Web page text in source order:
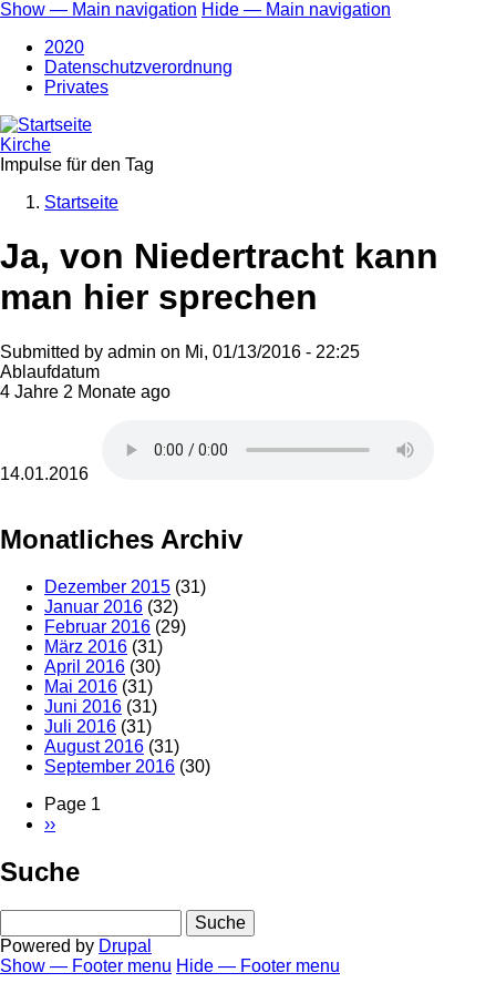
Direkt
Inhalt
Main
navigation
Show — Main navigation Hide — Main navigation
2020
Datenschutzverordnung
Privates
Kirche
Impulse für den Tag
Startseite
Ja, von Niedertracht kann
man hier sprechen
Submitted by admin on Mi, 01/13/2016 - 22:25
Ablaufdatum
4 Jahre 2 Monate ago
14.01.2016
Monatliches Archiv
Dezember 2015 (31)
Januar 2016 (32)
Februar 2016 (29)
März 2016 (31)
April 2016 (30)
Mai 2016 (31)
Juni 2016 (31)
Juli 2016 (31)
August 2016 (31)
September 2016 (30)
Seitennummerierung
Page 1
Nächste
››
Suche
Powered by Drupal
Show — Footer menu Hide — Footer menu